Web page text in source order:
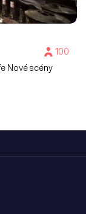
100
Nové scény